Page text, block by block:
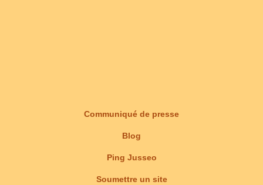
Communiqué de presse
Blog
Ping Jusseo
Soumettre un site